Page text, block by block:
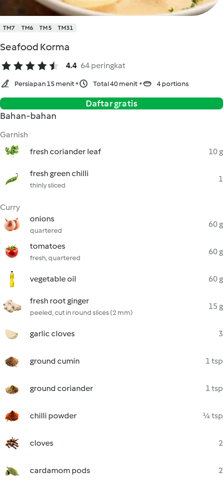
TM7 TM6 TM5 TM31
Seafood Korma
4.4 64 peringkat
Persiapan 15 menit Total 40 menit 4 portions
Daftar gratis
Bahan-bahan
Garnish
fresh coriander leaf
10 g
fresh green chilli
thinly sliced
1
Curry
onions
quartered
60 g
tomatoes
fresh, quartered
60 g
vegetable oil 60 g
fresh root ginger
peeled, cut in round slices (2 mm)
15 g
garlic cloves 3
ground cumin 1 tsp
ground coriander 1 tsp
chilli powder ¼ tsp
cloves 2
cardamom pods 2